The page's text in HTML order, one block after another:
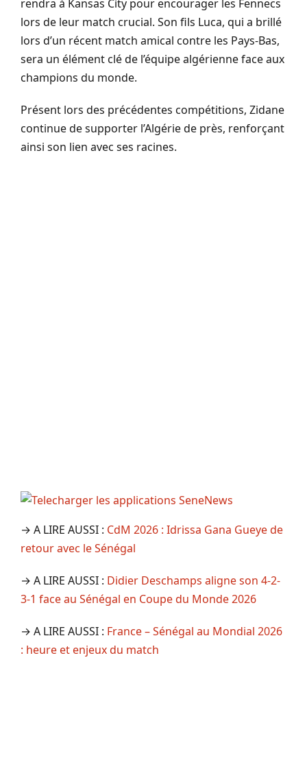
rendra à Kansas City pour encourager les Fennecs
lors de leur match crucial. Son fils Luca, qui a brillé
lors d’un récent match amical contre les Pays-Bas,
sera un élément clé de l’équipe algérienne face aux
champions du monde.
Présent lors des précédentes compétitions, Zidane
continue de supporter l’Algérie de près, renforçant
ainsi son lien avec ses racines.
→ A LIRE AUSSI : CdM 2026 : Idrissa Gana Gueye de
retour avec le Sénégal
→ A LIRE AUSSI : Didier Deschamps aligne son 4-2-
3-1 face au Sénégal en Coupe du Monde 2026
→ A LIRE AUSSI : France – Sénégal au Mondial 2026
: heure et enjeux du match